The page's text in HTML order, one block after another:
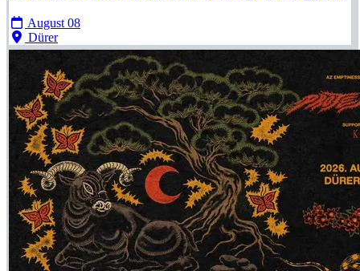
August 08
Dürer